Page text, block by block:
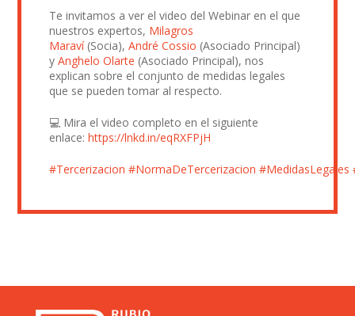
Te invitamos a ver el video del Webinar en el que
nuestros expertos, Milagros
Maraví(Socia),André Cossio (Asociado Principal)
yAnghelo Olarte (Asociado Principal), nos
explican sobre el conjunto de medidas legales
que se pueden tomar al respecto.
💻 Mira el video completo en el siguiente
enlace:https://lnkd.in/eqRXFPjH
#Tercerizacion #NormaDeTercerizacion #MedidasLegales